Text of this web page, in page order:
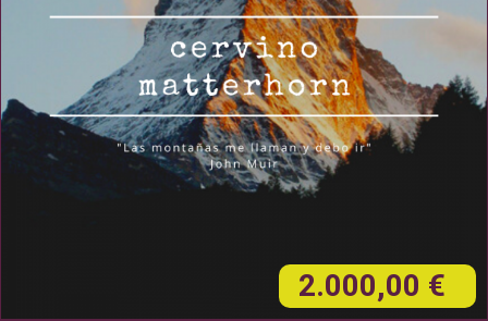
2.000,00 €